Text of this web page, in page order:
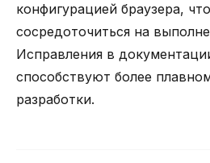
конфигурацией браузера,
сосредоточиться на
Исправления в
способствуют более
разработки.